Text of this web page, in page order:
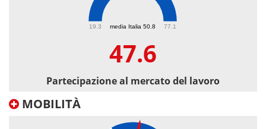
media Italia 50.8
19.3 77.1
47.6
Partecipazione al mercato del lavoro
MOBILITÀ